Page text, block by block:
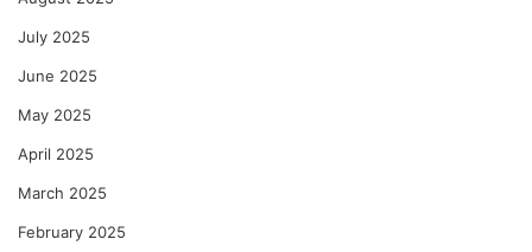
July 2025
June 2025
May 2025
April 2025
March 2025
February 2025